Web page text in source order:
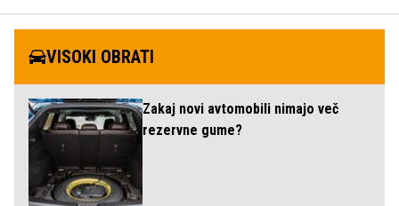
VISOKI OBRATI
Zakaj novi avtomobili nimajo več
rezervne gume?